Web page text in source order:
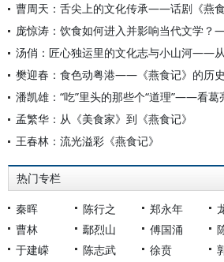
曹周天：舌尖上的文化传承——话剧《燕
汤俏：匠心独运里的文化志与小山河——从
樊迎春：食色动粤港——《燕食记》的历
孟繁华：从《美食家》到《燕食记》
王春林：流光溢彩《燕食记》
热门专栏
秦晖 陈行之 郑永年
曹林
鄢烈山 傅国涌
于建嵘
陈志武 徐贲